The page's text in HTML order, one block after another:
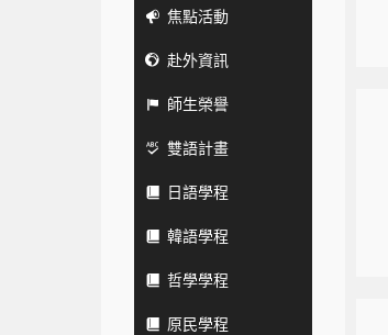
焦點活動
赴外資訊
師生榮譽
雙語計畫
日語學程
韓語學程
哲學學程
原民學程